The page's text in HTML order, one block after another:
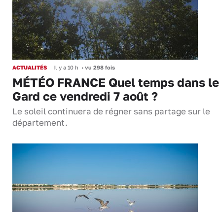
ACTUALITÉS Il y a 10 h • vu 298 fois
MÉTÉO FRANCE Quel temps dans le
Gard ce vendredi 7 août ?
Le soleil continuera de régner sans partage sur le
département.